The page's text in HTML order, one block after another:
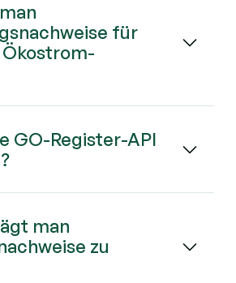
für
GO-Register-API
man
zu